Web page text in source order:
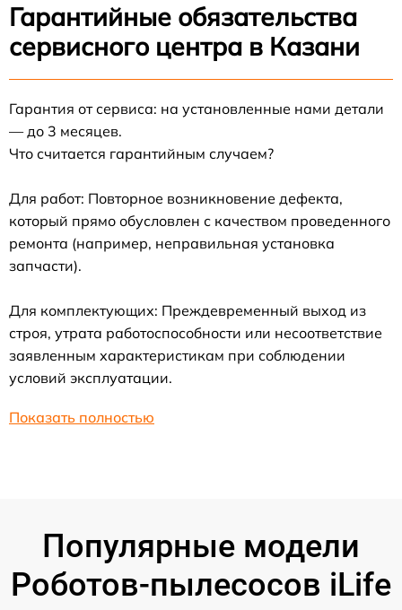
Гарантийные обязательства
сервисного центра в Казани
Гарантия от сервиса: на установленные нами детали
— до 3 месяцев.
Что считается гарантийным случаем?
Для работ: Повторное возникновение дефекта,
который прямо обусловлен с качеством проведенного
ремонта (например, неправильная установка
запчасти).
Для комплектующих: Преждевременный выход из
строя, утрата работоспособности или несоответствие
заявленным характеристикам при соблюдении
условий эксплуатации.
Показать полностью
Популярные модели
Роботов-пылесосов iLife